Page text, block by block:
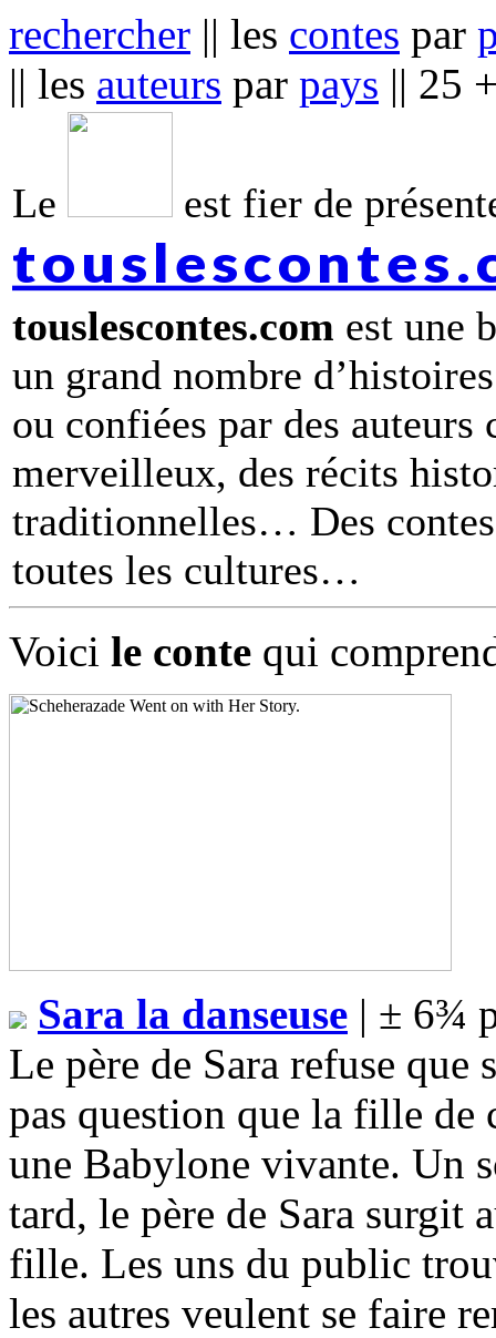
rechercher || les contes par
|| les auteurs par pays || 25
Le est fier de
touslescontes.com est une
un grand nombre
ou confiées par des
merveilleux, des récits
traditionnelles… Des
toutes les cultures
Voici le conte qui
Sara la danseuse | ± 6¾
Le père de Sara refuse
pas question que la fille
une Babylone vivante. Un
tard, le père de Sara surgit
fille. Les uns du public
les autres veulent se faire